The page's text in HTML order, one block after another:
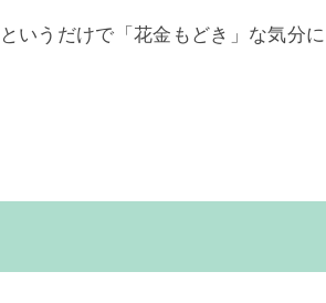
いうだけで「花金もどき」な気分に